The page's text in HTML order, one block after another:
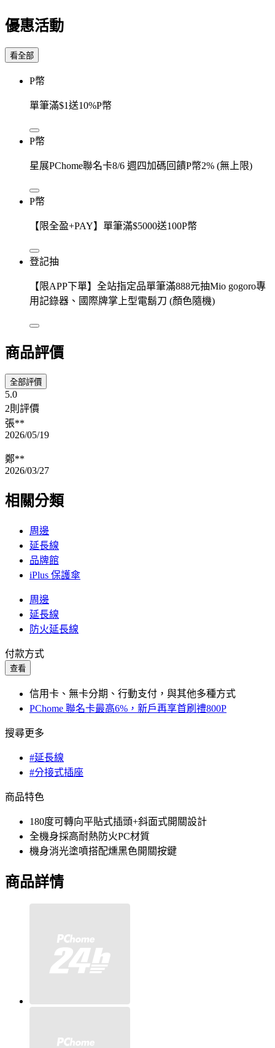
優惠活動
看全部
P幣
單筆滿$1送10%P幣
P幣
星展PChome聯名卡8/6 週四加碼回饋P幣2% (無上限)
P幣
【限全盈+PAY】單筆滿$5000送100P幣
登記抽
【限APP下單】全站指定品單筆滿888元抽Mio gogoro專
用記錄器、國際牌掌上型電鬍刀 (顏色隨機)
商品評價
全部評價
5.0
2則評價
張**
2026/05/19
鄭**
2026/03/27
相關分類
周邊
延長線
品牌館
iPlus 保護傘
周邊
延長線
防火延長線
付款方式
查看
信用卡、無卡分期、行動支付，與其他多種方式
PChome 聯名卡最高6%，新戶再享首刷禮800P
搜尋更多
#延長線
#分接式插座
商品特色
180度可轉向平貼式插頭+斜面式開關設計
全機身採高耐熱防火PC材質
機身消光塗噴搭配燻黑色開關按鍵
商品詳情